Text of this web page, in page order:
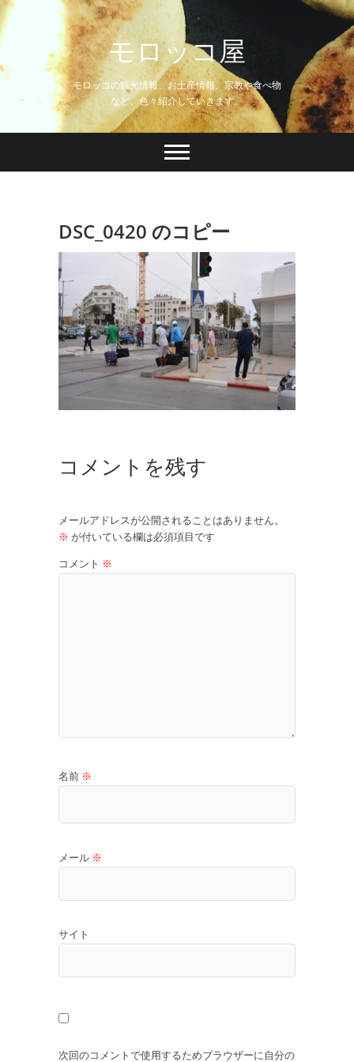
Skip
to
content
モロッコ屋
モロッコの観光情報、お土産情報、宗教や食べ物
など、色々紹介していきます。
DSC_0420 のコピー
コメントを残す
メールアドレスが公開されることはありません。
※ が付いている欄は必須項目です
コメント ※
名前 ※
メール ※
サイト
次回のコメントで使用するためブラウザーに自分の